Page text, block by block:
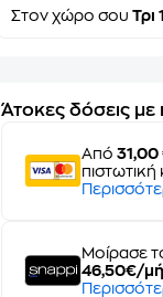
Στονχώρο σου Τρι
Άτοκες δόσεις με
Από
Μοίρασε
46,50€/